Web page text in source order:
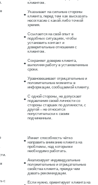
клиентом.
Указывает на сильные стороны
клиента, перед тем как высказать
несогласие с какой-либо точкой
зрения.
Ссылается на свой опыт в
подобных ситуациях, чтобы
установить контакт и
доверительные отношения с
клиентом.
Сохраняет доверие клиента,
выполняя работу в установленные
сроки.
Уравновешивает отрицательные и
положительные моменты в
информации, сообщаемой клиенту.
С одной стороны, не допускает
подавления своей личности со
стороны старших по должности, с
другой – не относится
попустительски к своим
подчиненным.
с
Имеет способность чётко
направить внимание клиента на
проблемы, над которыми
необходимо работать.
Анализирует индивидуальные
положительные и отрицательные
свойства клиента, прежде чем
давать рекомендации.
Если нужно, ориентирует клиента на